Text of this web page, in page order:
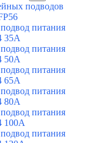
подводов
питания
35A
питания
50A
питания
65A
питания
80A
питания
100A
питания